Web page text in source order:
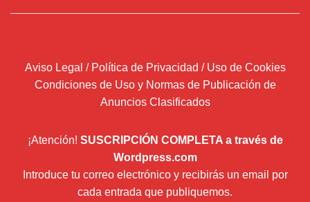
Aviso Legal / Política de Privacidad / Uso de Cookies
Condiciones de Uso y Normas de Publicación de
Anuncios Clasificados
¡Atención! SUSCRIPCIÓN COMPLETA a través de
Wordpress.com
Introduce tu correo electrónico y recibirás un email por
cada entrada que publiquemos.